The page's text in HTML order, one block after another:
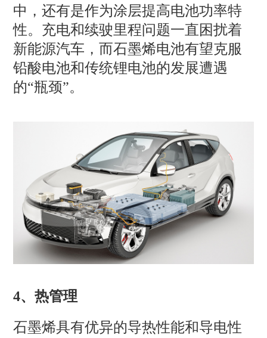
中，还有是作为涂层提高电池功率特
性。充电和续驶里程问题一直困扰着
新能源汽车，而石墨烯电池有望克服
铅酸电池和传统锂电池的发展遭遇
的“瓶颈”。
4、热管理
石墨烯具有优异的导热性能和导电性